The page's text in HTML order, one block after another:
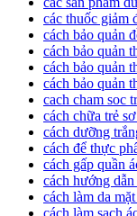
các thuốc giảm
cách bảo quản
cách bảo quản
cách bảo quản
cách bảo quản
cach cham soc
cách chữa trẻ
cách dưỡng
cách để thực
cách gấp quần
cách hướng
cách làm da
cách làm sạch